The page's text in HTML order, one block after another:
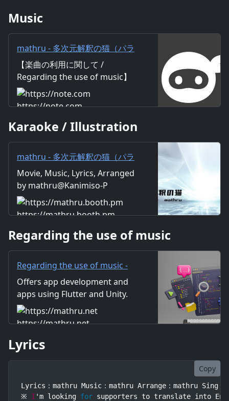
Music
mathru - 多次元解釈の猫（パラ
レルキャット） feat. 神威がくぽ
- Parallel Cats feat. Gackpo
Camui｜mathru
【楽曲の利用に関して /
Regarding the use of music】
https://mathru.net/terms/musi
c 【歌詞 / Lyrics】 Lyrics：
Arrange：mathru Sing：
裏に 別の君と僕が住まい 手繋い
だり キスをしてみたり そんな
世界があるかもなんてさ いまは
そうただ憧れだけ 嗚呼 そんな
世界を夢に見て 思いの丈 君の
耳へ 僕の問い ぶつけてみて
アッチコッチにあった扉に 僕は
賽を投げ入れたんだよ 望んだ目
が
https://note.com
Karaoke / Illustration
mathru - 多次元解釈の猫（パラ
レルキャット） feat. 神威がくぽ
- Parallel Cats feat. Gackpo
Camui - mathruねっと - BOOTH
Movie, Music, Lyrics, Arranged
by mathru@Kanimiso-P
https://mathru.booth.pm
Regarding the use of music
Regarding the use of music -
mathru.net | App
Development with Flutter,
Unity/Music and Video
Production/Material
Distribution
Offers app development and
apps using Flutter and Unity.
Includes information on music
and videos created by the
images and video materials.
We also accept orders for
https://mathru.net
Lyrics
Copy
Lyrics：mathru Music：mathru Arrange：mathru Sing：
※ I 'm looking for supporters to translate into